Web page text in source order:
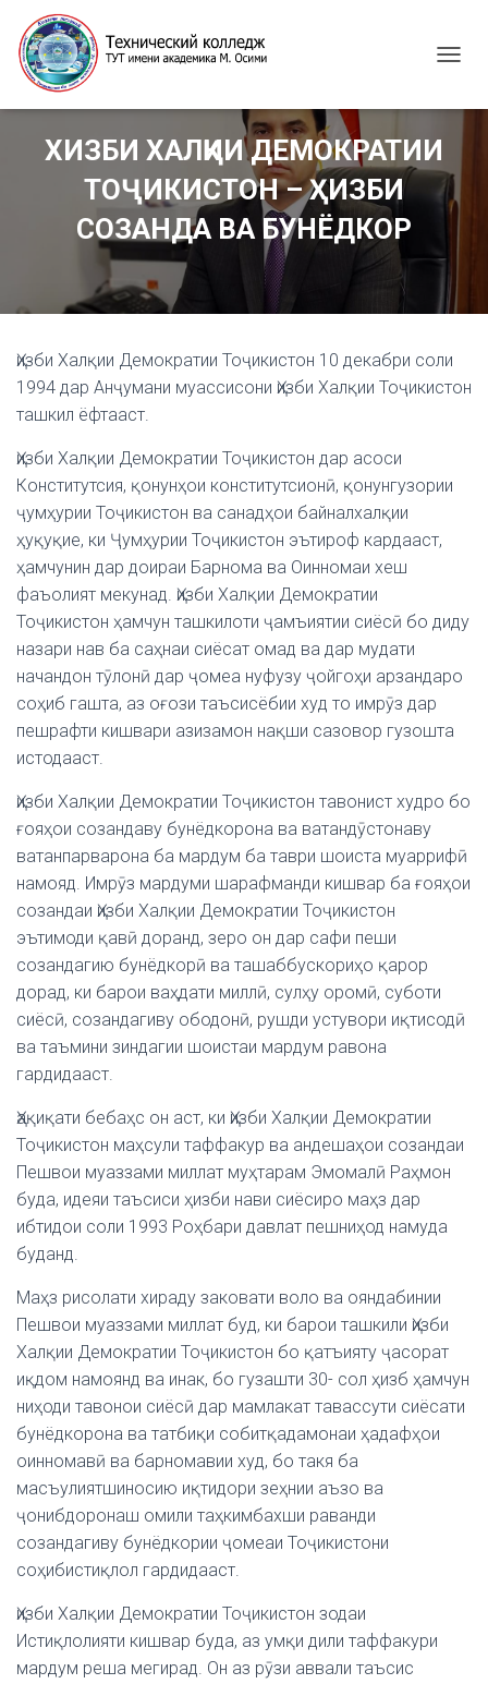
G
E
N
A
G
A
O
N
ХИЗБИ ХАЛҚИИ ДЕМОКРАТИИ
ТОҶИКИСТОН – ҲИЗБИ
СОЗАНДА ВА БУНЁДКОР
Ҳизби Халқии Демократии Тоҷикистон 10 декабри соли
1994 дар Анҷумани муассисони Ҳизби Халқии Тоҷикистон
ташкил ёфтааст.
Ҳизби Халқии Демократии Тоҷикистон дар асоси
Конститутсия, қонунҳои конститутсионӣ, қонунгузории
ҷумҳурии Тоҷикистон ва санадҳои байналхалқии
ҳуқуқие, ки Ҷумҳурии Тоҷикистон эътироф кардааст,
ҳамчунин дар доираи Барнома ва Оинномаи хеш
фаъолият мекунад. Ҳизби Халқии Демократии
Тоҷикистон ҳамчун ташкилоти ҷамъиятии сиёсӣ бо диду
назари нав ба саҳнаи сиёсат омад ва дар мудати
начандон тӯлонӣ дар ҷомеа нуфузу ҷойгоҳи арзандаро
соҳиб гашта, аз оғози таъсисёбии худ то имрӯз дар
пешрафти кишвари азизамон нақши сазовор гузошта
истодааст.
Ҳизби Халқии Демократии Тоҷикистон тавонист худро бо
ғояҳои созандаву бунёдкорона ва ватандӯстонаву
ватанпарварона ба мардум ба таври шоиста муаррифӣ
намояд. Имрӯз мардуми шарафманди кишвар ба ғояҳои
созандаи Ҳизби Халқии Демократии Тоҷикистон
эътимоди қавӣ доранд, зеро он дар сафи пеши
созандагию бунёдкорӣ ва ташаббускориҳо қарор
дорад, ки барои ваҳдати миллӣ, сулҳу оромӣ, суботи
сиёсӣ, созандагиву ободонӣ, рушди устувори иқтисодӣ
ва таъмини зиндагии шоистаи мардум равона
гардидааст.
Ҳақиқати бебаҳс он аст, ки Ҳизби Халқии Демократии
Тоҷикистон маҳсули таффакур ва андешаҳои созандаи
Пешвои муаззами миллат муҳтарам Эмомалӣ Раҳмон
буда, идеяи таъсиси ҳизби нави сиёсиро маҳз дар
ибтидои соли 1993 Роҳбари давлат пешниҳод намуда
буданд.
Маҳз рисолати хираду заковати воло ва ояндабинии
Пешвои муаззами миллат буд, ки барои ташкили Ҳизби
Халқии Демократии Тоҷикистон бо қатъияту ҷасорат
иқдом намоянд ва инак, бо гузашти 30- сол ҳизб ҳамчун
ниҳоди тавонои сиёсӣ дар мамлакат тавассути сиёсати
бунёдкорона ва татбиқи собитқадамонаи ҳадафҳои
оинномавӣ ва барномавии худ, бо такя ба
масъулиятшиносию иқтидори зеҳнии аъзо ва
ҷонибдоронаш омили таҳкимбахши раванди
созандагиву бунёдкории ҷомеаи Тоҷикистони
соҳибистиқлол гардидааст.
Ҳизби Халқии Демократии Тоҷикистон зодаи
Истиқлолияти кишвар буда, аз умқи дили таффакури
мардум реша мегирад. Он аз рӯзи аввали таъсис